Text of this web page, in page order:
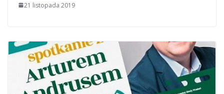
21 listopada 2019